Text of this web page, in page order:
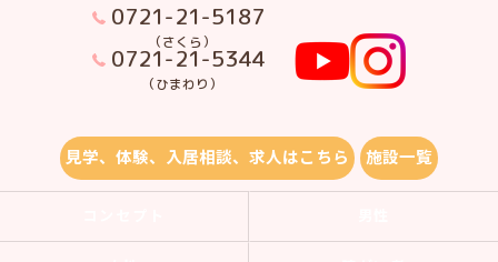
0721-21-5187
（さくら）
0721-21-5344
（ひまわり）
見学、体験、入居相談、求人はこちら 施設一覧